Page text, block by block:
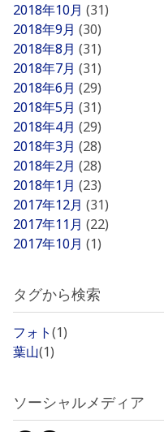
2018年10月 (31)
2018年9月 (30)
2018年8月 (31)
2018年7月 (31)
2018年6月 (29)
2018年5月 (31)
2018年4月 (29)
2018年3月 (28)
2018年2月 (28)
2018年1月 (23)
2017年12月 (31)
2017年11月 (22)
2017年10月 (1)
タグから検索
フォト(1)
葉山(1)
ソーシャルメディア